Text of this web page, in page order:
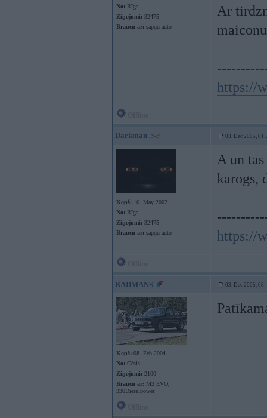
No: Rīga
Ziņojumi: 32475
Braucu ar: sapņu auto
Ar
https://
Darkman 03. Dec 2005,
Kopš: 16. May 2002
No: Rīga
Ziņojumi: 32475
Braucu ar: sapņu auto
A un
karogs,
https://
BADMANS 03. Dec 2005,
Kopš: 08. Feb 2004
No: Cēsis
Ziņojumi: 2100
Braucu ar: M3 EVO,
330Dieselpower